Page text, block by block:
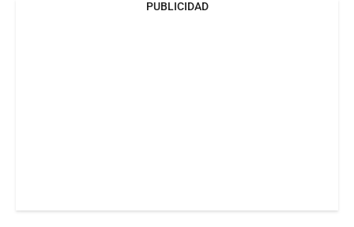
PUBLICIDAD